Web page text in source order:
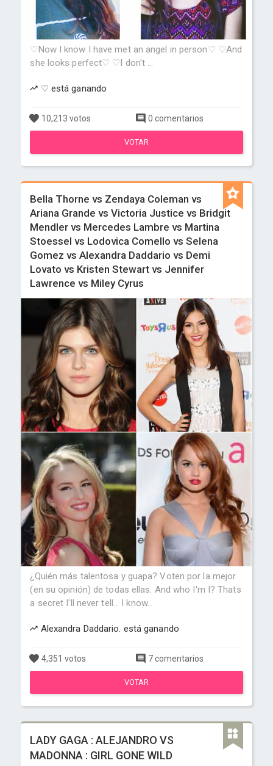
♡Now I know I have met an angel in person♡ ♡And
she looks perfect♡ ♡I don't ...
♡ está ganando
10,213 votos 0 comentarios
VOTAR
Bella Thorne vs Zendaya Coleman vs
Ariana Grande vs Victoria Justice vs Bridgit
Mendler vs Mercedes Lambre vs Martina
Stoessel vs Lodovica Comello vs Selena
Gomez vs Alexandra Daddario vs Demi
Lovato vs Kristen Stewart vs Jennifer
Lawrence vs Miley Cyrus
¿Quién más talentosa y guapa? Voten por la mejor
(en su opinión) de todas ellas. And who I'm I? Thats
a secret I'll never tell... I know...
Alexandra Daddario. está ganando
4,351 votos 7 comentarios
VOTAR
LADY GAGA : ALEJANDRO VS
MADONNA : GIRL GONE WILD